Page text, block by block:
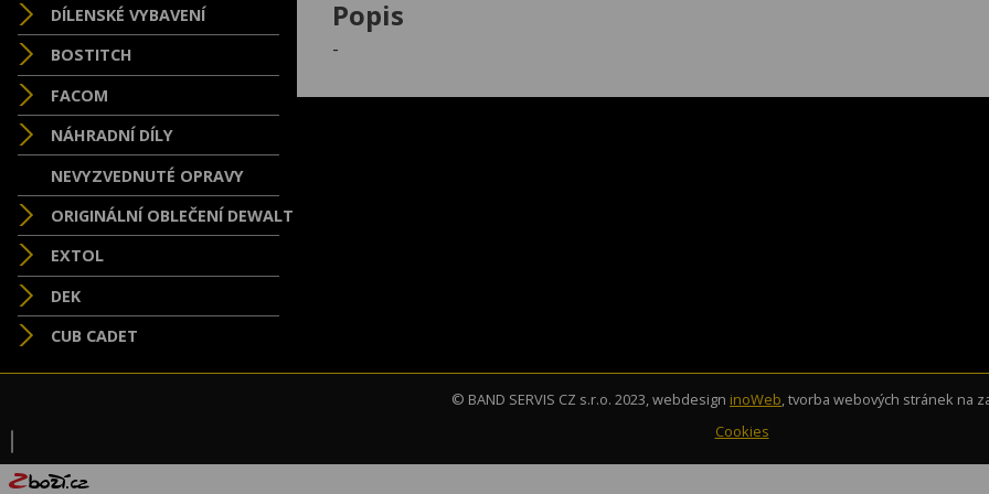
DÍLENSKÉ VYBAVENÍ
BOSTITCH
FACOM
NÁHRADNÍ DÍLY
NEVYZVEDNUTÉ OPRAVY
ORIGINÁLNÍ OBLEČENÍ DEWALT
EXTOL
DEK
CUB CADET
Popis
-
© BAND SERVIS CZ s.r.o. 2023, webdesign inoWeb, tvorba webových stránek na
Cookies